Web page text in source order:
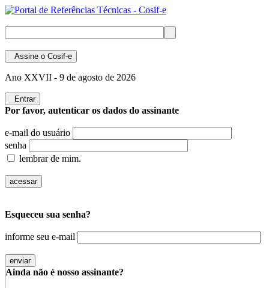
Assine o Cosif-e
Ano XXVII - 9 de agosto de 2026
Entrar
Por favor, autenticar os dados do assinante
e-mail do usuário
senha
lembrar de mim.
Esqueceu sua senha?
informe seu e-mail
Ainda não é nosso assinante?